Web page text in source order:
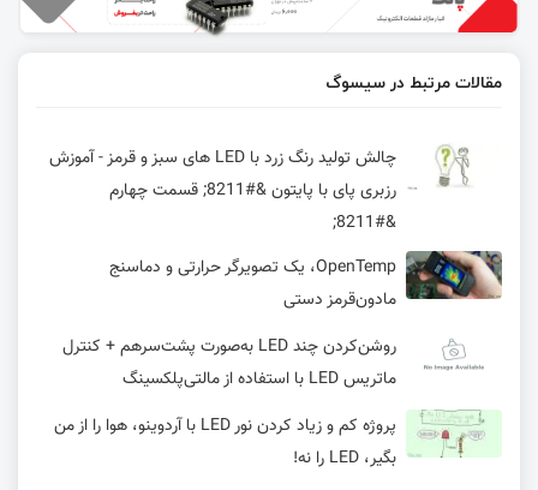
مقالات مرتبط در سیسوگ
چالش تولید رنگ زرد با LED های سبز و قرمز - آموزش
رزبری پای با پایتون &#8211; قسمت چهارم
&#8211;
OpenTemp، یک تصویرگر حرارتی و دماسنج
مادون‌قرمز دستی
روشن‌کردن چند LED به‌صورت پشت‌سرهم + کنترل
ماتریس LED با استفاده از مالتی‌پلکسینگ
پروژه کم و زیاد کردن نور LED با آردوینو، هوا را از من
بگیر، LED را نه!